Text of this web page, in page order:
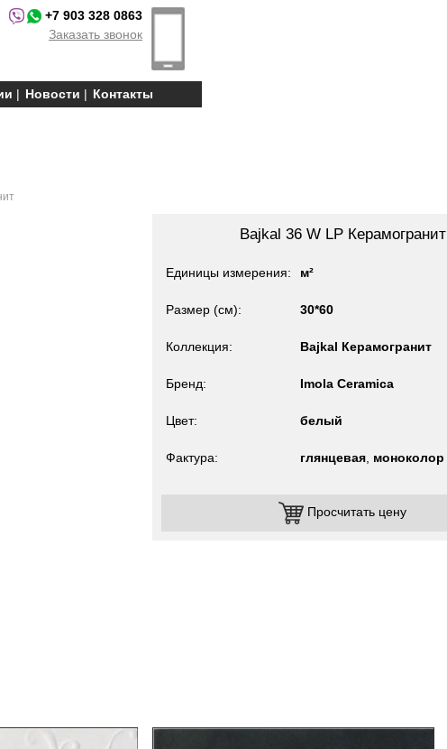
+7 903 328 0863
Заказать звонок
Новости Контакты
Bajkal 36 W LP Керамогранит
Единицы измерения м²
Размер (см) 30*60
Коллекция Bajkal Керамогранит
Бренд Imola Ceramica
Цвет белый
Фактура глянцевая моноколор
Просчитать цену